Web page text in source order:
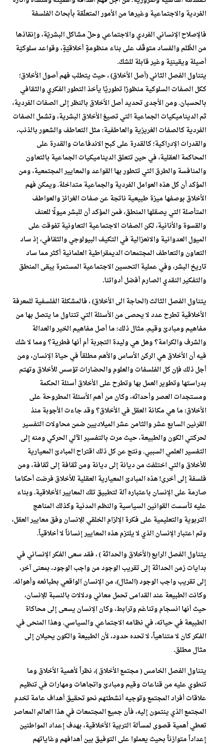
الفردية والاجتماعية وغيرها من الأمور المتعلّقة بأبحاث الفلسفة
فالإصلاح الإنساني الفردي والاجتماعي وحلّ مشاكل البشريّة، وإنقاذها
من الظّلم والفساد متوقّف على بناء منظومةٍ أخلاقيّةٍ، وقواعد سلوكيّة
أصيلة ويقينيّة وغير قابلة للشكّ.
يتناول الفصل الثاني (أصل الأخلاق) ، حيث يتطلب فهم أصول الأخلاق؛
ككل الصفات السلوكية منظورًا تطوريًا يأخذ التطور الفكري والثقافي
بالحسبان. ومن الأجدى تحديد أصل الأخلاق بالنظر إلى الصفات الفردية،
ثم الديناميكيات الجماعية التي تصيغ الأخلاق البشرية، وتشمل الصفات
الفردية كالصفات الغريزية والعاطفية: مثل التعاطف والشعور بالذنب،
والقدرات الإدراكية؛ كالقدرة على كبح الاندفاعات والقدرة على
المحاكمة العقلية، في حين تتعلق الديناميكيات الجماعية بالتعاون
والمنافسة والطرق التي تتطور بها القواعد والمعايير المجتمعية، ومن
المؤكد أن كل هذه العوامل الفردية والجماعية متداخلة. ويمكن فهم
الأخلاق بوصفها ميزة طبيعية ناتجة عن صفات الغرائز والعواطف
المتأصلة التي يصقلها المنطق، فمن المؤكد أن للبشر ميولًا للعنف
والقسوة والأنانية، لكن الصفات الاجتماعية التعاونية تفوقت على
الميول العدوانية والانعزالية في التكيف البيولوجي والثقافي، إذ ساد
التعاون والتعاطف المجتمعات الديمقراطية العلمانية أكثر مما ساد
تاريخ البشر، وفي عملية التحسين الاجتماعية المستمرة يبقى المنطق
والتفكير النقدي الصارم أفضل أدواتنا.
يتناول الفصل الثالث (الحاجة الى الأخلاق) ، فالمشكلة الفلسفية للمعرفة
الأخلاقية تطرح عدد لا يحصى من الأسئلة التي تتناول ما يتصل بها من
مفاهيم ومبادئ وقيم. مثال ذلك: ما أصل مفاهيم الخير والعدالة
والشرف والكرامة؟ وهل هي وليدة التجربة أم أنها فطرية؟ ومما لا شك
فيه أن الأخلاق هي الركن الأساس والأهم مطلقاً في حياة الإنسان، ومن
أجل ذلك فإن كل الفلسفات والعلوم والحضارات تؤسس للأخلاق وتهتم
بدراستها وتطوير العمل بها وتطرح على الأخلاق أسئلة الحكمة
ومستجدات العصر وأحداثه، وكان من أهم الأسئلة المطروحة على
الأخلاق: ما هي مكانة العقل في الأخلاق؟ وقد جاءت الأجوبة منذ
القرنين السابع عشر والثامن عشر الميلاديين ضمن محاولات التفسير
لحركتي الكون والطبيعة، حيث مرت بالتفسير الآلي الحركي ومنه إلى
التفسير العلمي السببي. ونتج عن كل ذلك اقتراح المبادئ المعيارية
للأخلاق والتي اختلفت من ديانة إلى ديانة ومن ثقافة إلى ثقافة، ومن
فلسفة إلى أخرى! هذه المبادئ المعيارية العقلية للأخلاق فرضت أحكاما
صارمة على الإنسان باعتباره آلة لتطبيق تلك المعايير الأخلاقية. وبناء
عليه تأسست القوانين السياسية والنظم المدنية وكذلك المناهج
التربوية والتعليمية على فكرة الإلزام الخلقي للإنسان وفق معايير العقل،
وتم اعتبار الإنسان الذي لا يلتزم هذه المعايير إنساناً لا أخلاقياً.
يتناول الفصل الرابع (الأخلاق والحداثة ) ، فقد سعى الفكر الإنساني في
بدايات زمن الحداثة إلى تقريب الوجود من واجب الوجود، بمعنى آخر،
إلى تقريب واجب الوجود (المثال)، من الإنسان الواقعي بطبائعه وأهوائه.
وكانت الطبيعة عند القدامى تحمل معاني ودلالات بالنسبة للإنسان،
حيث أنها انسجام وتناغم وترابط، وكان الإنسان يسعى إلى محاكاة
الطبيعة في حياته، في نظامه الاجتماعي والسياسي. وهذا المنحى في
الفكر كان لا متناهياً، لا تحده حدود، لأن الطبيعة والكون يحيلان إلى
مثال مطلق.
يتناول الفصل الخامس ( مجتمع الأخلاق )، نظراً لأهمية الأخلاق وما
تنطوي عليه من قناعات وقيم ومبادئ واتجاهات ومهارات في تنظيم
علاقات أفراد المجتمع وتوجيه أنشطتهم نحو تحقيق أهداف عامة تخدم
المجتمع الذي ينتمون إليه، فأن جميع المجتمعات في هذا العالم المعاصر
تعطي أهمية قصوى لمسألة التربية الأخلاقية، بهدف إعداد المواطنين
إعداداً متوازناً بحيث يعملوا على التوفيق بين أهدافهم وغاياتهم